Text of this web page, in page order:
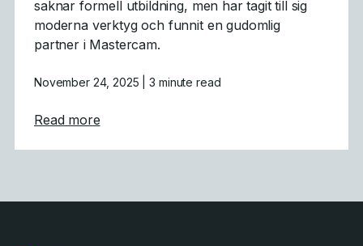
saknar formell utbildning, men har tagit till sig
moderna verktyg och funnit en gudomlig
partner i Mastercam.
November 24, 2025 | 3 minute read
Read moreabout Gotisk arkitektur Powered by